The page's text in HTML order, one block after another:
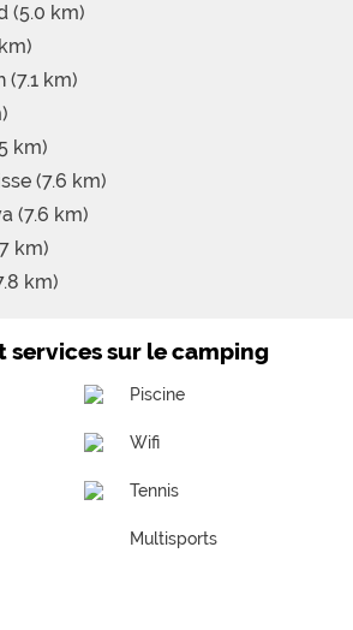
(5.0 km)
(7.1 km)
km)
(7.6 km)
(7.6 km)
km)
km)
services sur le camping
Piscine
Wifi
Tennis
Multisports